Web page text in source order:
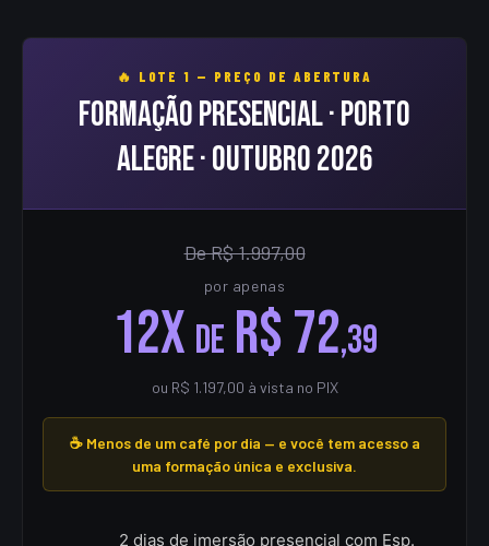
🔥 LOTE 1 — PREÇO DE ABERTURA
Formação Presencial · Porto
Alegre · Outubro 2026
De R$ 1.997,00
por apenas
12x de R$ 72,39
ou R$ 1.197,00 à vista no PIX
☕ Menos de um café por dia — e você tem acesso a
uma formação única e exclusiva.
2 dias de imersão presencial com Esp.